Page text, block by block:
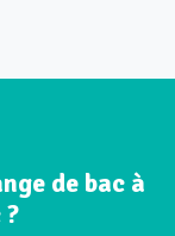
de bac à
?